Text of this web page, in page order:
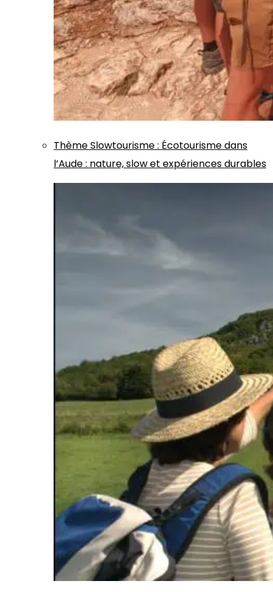
ThèmeSlowtourisme: Écotourisme dans
l’Aude : nature, slow et expériences durables